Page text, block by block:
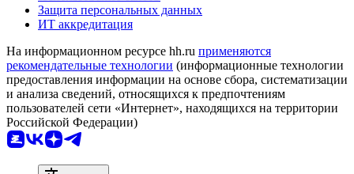
Защита персональных данных
ИТ аккредитация
На информационном ресурсе hh.ru применяются
рекомендательные технологии (информационные технологии
предоставления информации на основе сбора, систематизации
и анализа сведений, относящихся к предпочтениям
пользователей сети «Интернет», находящихся на территории
Российской Федерации)